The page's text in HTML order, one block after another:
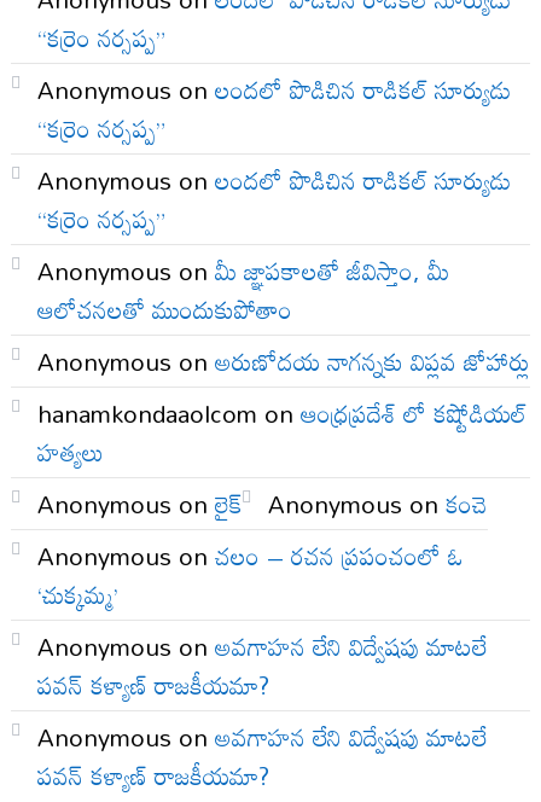
“కర్రెం నర్సప్ప”
Anonymous onలందలో పొడిచిన రాడికల్ సూర్యుడు
“కర్రెం నర్సప్ప”
Anonymous onలందలో పొడిచిన రాడికల్ సూర్యుడు
“కర్రెం నర్సప్ప”
Anonymous onమీ జ్ఞాపకాలతో జీవిస్తాం, మీ
ఆలోచనలతో ముందుకుపోతాం
Anonymous onఅరుణోదయ నాగన్నకు విప్లవ జోహార్లు
hanamkondaaolcom onఆంధ్రప్రదేశ్ లో కష్టోడియల్
హత్యలు
Anonymous onలైక్ Anonymous onకంచె
Anonymous onచలం – రచన ప్రపంచంలో ఓ
‘చుక్కమ్మ’
Anonymous onఅవగాహన లేని విద్వేషపు మాటలే
పవన్ కళ్యాణ్ రాజకీయమా?
Anonymous onఅవగాహన లేని విద్వేషపు మాటలే
పవన్ కళ్యాణ్ రాజకీయమా?